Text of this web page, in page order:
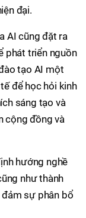
đại.
AI cũng đặt ra
phát triển nguồn
tạo AI một
để học hỏi kinh
sáng tạo và
cộng đồng và
hướng nghề
như thành
sự phân bổ